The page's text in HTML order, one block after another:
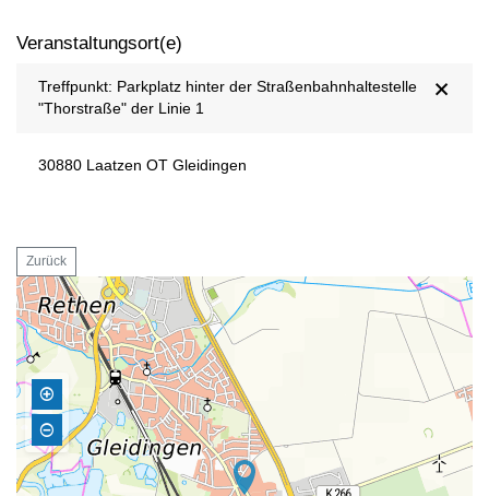
Veranstaltungsort(e)
Treffpunkt: Parkplatz hinter der Straßenbahnhaltestelle
"Thorstraße" der Linie 1
30880 Laatzen OT Gleidingen
Zurück